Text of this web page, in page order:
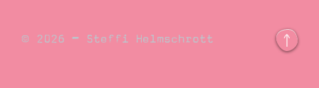
© 2026 – Steffi Helmschrott